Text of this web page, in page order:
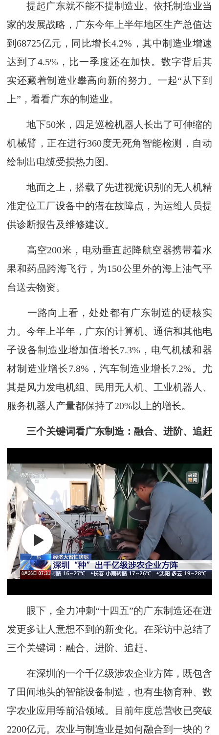
提起广东就不能不提制造业。依托制造业当
家的发展战略，广东今年上半年地区生产总值达
到68725亿元，同比增长4.2%，其中制造业增速
达到了4.5%，比一季度还在加快。数字背后其
实还藏着制造业攀高向新的努力。一起“从下到
上”，看看广东的制造业。
地下50米，四足巡检机器人长出了可伸缩的
机械臂，正在进行360度无死角智能检测，自动
绘制出电缆受损热力图。
地面之上，搭载了先进视觉识别的无人机精
准定位工厂设备中的潜在故障点，为运维人员提
供诊断报告及维修建议。
高空200米，电动垂直起降航空器携带着水
果和药品跨海飞行，为150公里外的海上油气平
台送去物资。
一路向上看，处处都有广东制造的硬核实
力。今年上半年，广东的计算机、通信和其他电
子设备制造业增加值增长7.3%，电气机械和器
材制造业增长7.8%，汽车制造业增长7.2%。尤
其是风力发电机组、民用无人机、工业机器人、
服务机器人产量都保持了20%以上的增长。
三个关键词看广东制造：融合、进阶、追赶
眼下，全力冲刺“十四五”的广东制造还在迸
发更多让人意想不到的新变化。在采访中总结了
三个关键词：融合、进阶、追赶。
在深圳的一个千亿级涉农企业方阵，既包含
了田间地头的智能设备制造，也有生物育种、数
字农业应用等前沿领域。目前年度总营收已突破
2200亿元。农业与制造业是如何融合到一块的？